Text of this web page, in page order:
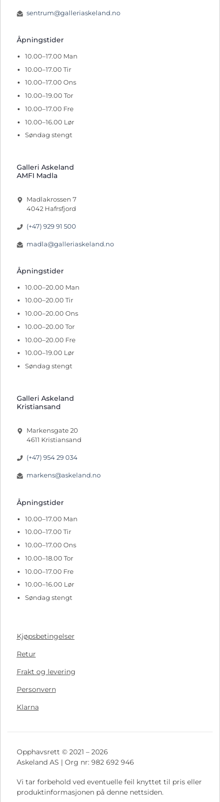
sentrum@galleriaskeland.no
Åpningstider
10.00–17.00 Man
10.00–17.00 Tir
10.00–17.00 Ons
10.00–19.00 Tor
10.00–17.00 Fre
10.00–16.00 Lør
Søndag stengt
Galleri Askeland
AMFI Madla
Madlakrossen 7
4042 Hafrsfjord
(+47) 929 91 500
madla@galleriaskeland.no
Åpningstider
10.00–20.00 Man
10.00–20.00 Tir
10.00–20.00 Ons
10.00–20.00 Tor
10.00–20.00 Fre
10.00–19.00 Lør
Søndag stengt
Galleri Askeland
Kristiansand
Markensgate 20
4611 Kristiansand
(+47) 954 29 034
markens@askeland.no
Åpningstider
10.00–17.00 Man
10.00–17.00 Tir
10.00–17.00 Ons
10.00–18.00 Tor
10.00–17.00 Fre
10.00–16.00 Lør
Søndag stengt
Kjøpsbetingelser
Retur
Frakt og levering
Personvern
Klarna
Opphavsrett © 2021 – 2026
Askeland AS | Org nr: 982 692 946
Vi tar forbehold ved eventuelle feil knyttet til pris eller
produktinformasjonen på denne nettsiden.